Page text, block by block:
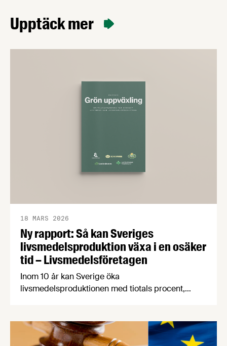
Upptäck mer
Ny rapport: Så kan Sveriges
livsmedelsproduktion växa i en osäker
tid – Livsmedelsföretagen
18 MARS 2026
Inom 10 år kan Sverige öka
livsmedelsproduktionen med tiotals procent,
biologisk mångfald. Det visar rapporten Grön
uppväxling som i dag överlämnas till regeringen